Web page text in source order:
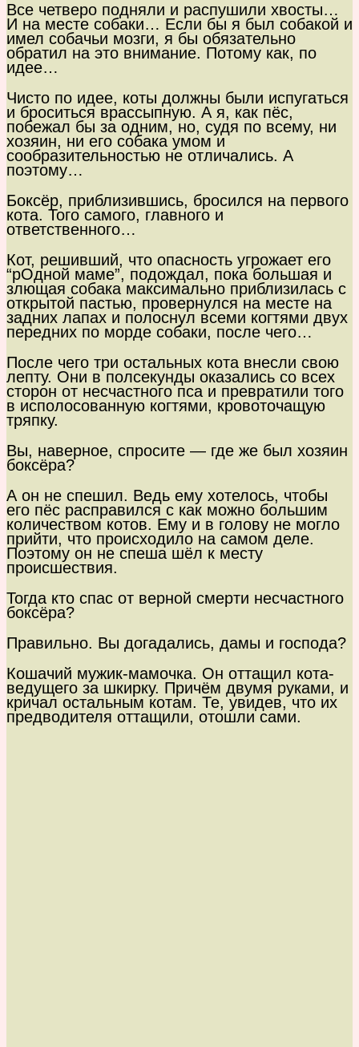
Все четверо подняли и распушили хвосты…
И на месте собаки… Если бы я был собакой и
имел собачьи мозги, я бы обязательно
обратил на это внимание. Потому как, по
идее…
Чисто по идее, коты должны были испугаться
и броситься врассыпную. А я, как пёс,
побежал бы за одним, но, судя по всему, ни
хозяин, ни его собака умом и
сообразительностью не отличались. А
поэтому…
Боксёр, приблизившись, бросился на первого
кота. Того самого, главного и
ответственного…
Кот, решивший, что опасность угрожает его
“рОдной маме”, подождал, пока большая и
злющая собака максимально приблизилась с
открытой пастью, провернулся на месте на
задних лапах и полоснул всеми когтями двух
передних по морде собаки, после чего…
После чего три остальных кота внесли свою
лепту. Они в полсекунды оказались со всех
сторон от несчастного пса и превратили того
в исполосованную когтями, кровоточащую
тряпку.
Вы, наверное, спросите — где же был хозяин
боксёра?
А он не спешил. Ведь ему хотелось, чтобы
его пёс расправился с как можно большим
количеством котов. Ему и в голову не могло
прийти, что происходило на самом деле.
Поэтому он не спеша шёл к месту
происшествия.
Тогда кто спас от верной смерти несчастного
боксёра?
Правильно. Вы догадались, дамы и господа?
Кошачий мужик-мамочка. Он оттащил кота-
ведущего за шкирку. Причём двумя руками, и
кричал остальным котам. Те, увидев, что их
предводителя оттащили, отошли сами.